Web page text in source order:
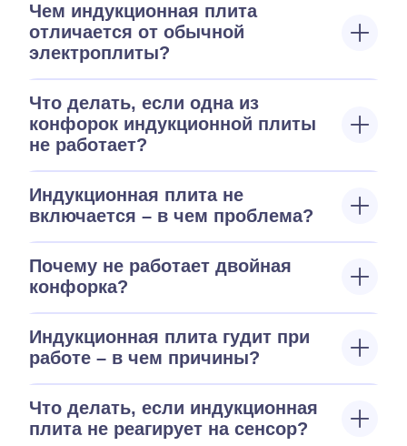
Чем индукционная плита
отличается от обычной
электроплиты?
Что делать, если одна из
конфорок индукционной плиты
не работает?
Индукционная плита не
включается – в чем проблема?
Почему не работает двойная
конфорка?
Индукционная плита гудит при
работе – в чем причины?
Что делать, если индукционная
плита не реагирует на сенсор?